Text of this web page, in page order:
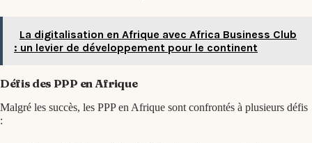
La digitalisation en Afrique avec Africa Business Club
: un levier de développement pour le continent
Défis des PPP en Afrique
Malgré les succès, les PPP en Afrique sont confrontés à plusieurs défis
: